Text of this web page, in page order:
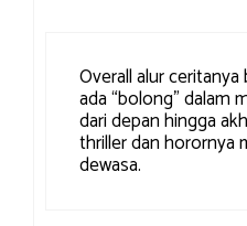
Overall alur
ada “bolong” dalam
dari depan hingga
thriller dan horornya
dewasa.